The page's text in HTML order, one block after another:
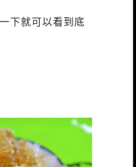
下就可以看到底